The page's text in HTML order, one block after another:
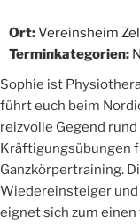
Ort:Vereinsheim
Terminkategorien:
Sophie ist
führt euch beim
reizvolle Gegend
Kräftigungsübungen
Ganzkörpertraining.
Wiedereinsteiger
eignet sich zum